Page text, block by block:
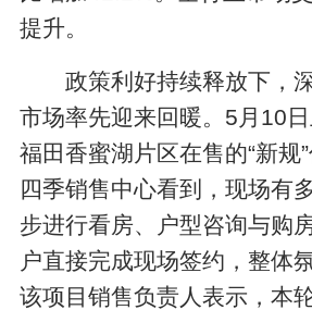
提升。
政策利好持续释放下，
市场率先迎来回暖。5月10
福田香蜜湖片区在售的“新规
四季销售中心看到，现场有
步进行看房、户型咨询与购
户直接完成现场签约，整体
该项目销售负责人表示，本